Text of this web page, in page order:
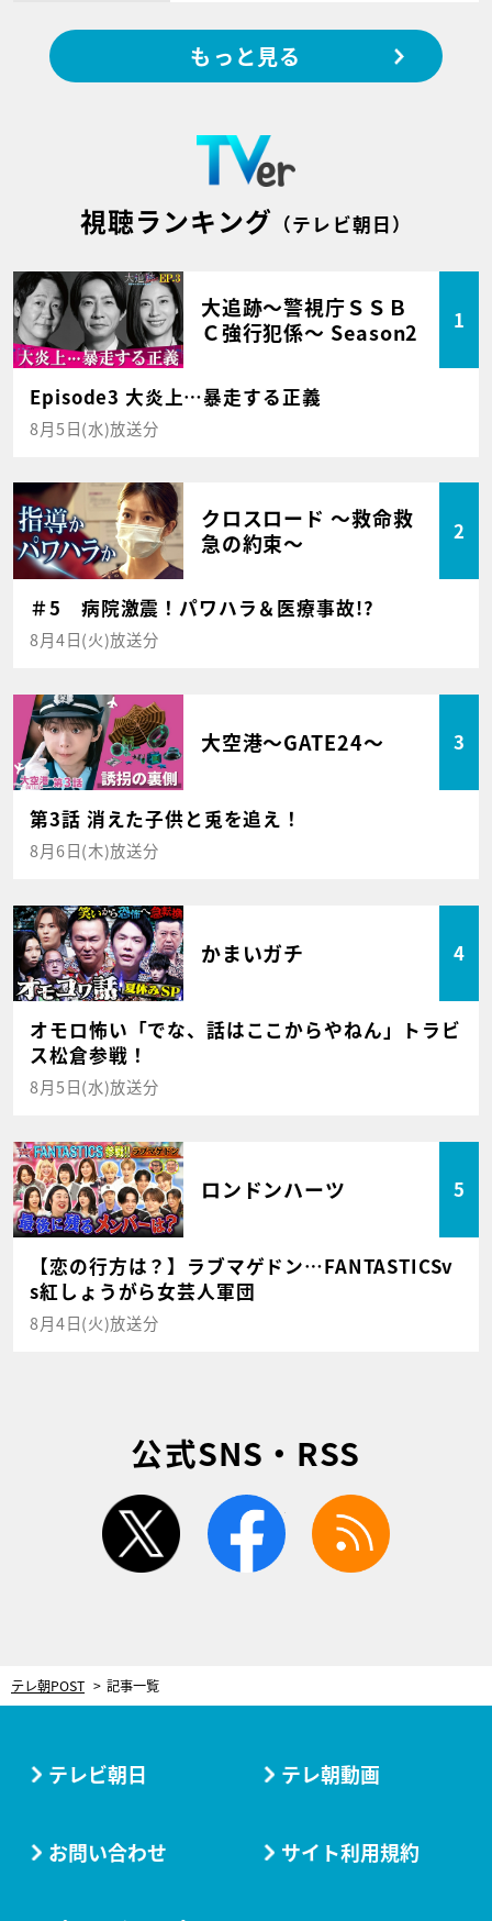
もっと見る
視聴ランキング （テレビ朝日）
大追跡～警視庁ＳＳＢ
Ｃ強行犯係～ Season2
1
Episode3 大炎上…暴走する正義
8月5日(水)放送分
クロスロード ～救命救
急の約束～
2
＃5 病院激震！パワハラ＆医療事故!?
8月4日(火)放送分
大空港～GATE24～ 3
第3話 消えた子供と兎を追え！
8月6日(木)放送分
かまいガチ 4
オモロ怖い「でな、話はここからやねん」トラビ
ス松倉参戦！
8月5日(水)放送分
ロンドンハーツ 5
【恋の行方は？】ラブマゲドン…FANTASTICSv
s紅しょうがら女芸人軍団
8月4日(火)放送分
公式SNS・RSS
twitter facebook
テレ朝POST 記事一覧
テレビ朝日 テレ朝動画
お問い合わせ サイト利用規約